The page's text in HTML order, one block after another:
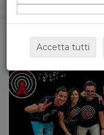
Home News&events
Accetta tutti